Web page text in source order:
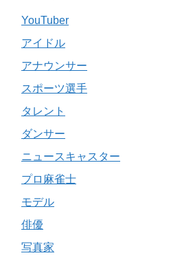
YouTuber
アイドル
アナウンサー
スポーツ選手
タレント
ダンサー
ニュースキャスター
プロ麻雀士
モデル
俳優
写真家